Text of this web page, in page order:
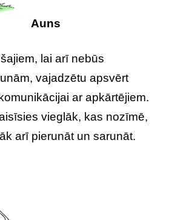
Auns
lai arī nebūs
vajadzētu apsvērt
ar apkārtējiem.
vieglāk, kas nozīmē,
arī pierunāt un sarunāt.